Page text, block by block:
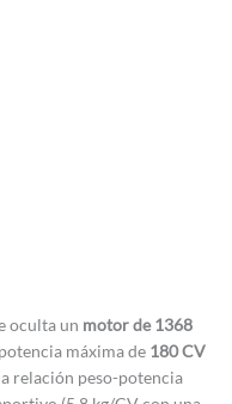
oculta un motor de 1368
máxima de 180 CV
relación peso-potencia